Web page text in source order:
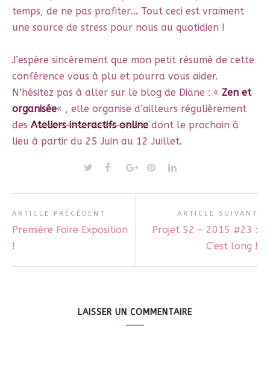
temps, de ne pas profiter… Tout ceci est vraiment
une source de stress pour nous au quotidien !
J’espère sincèrement que mon petit résumé de cette
conférence vous à plu et pourra vous aider.
N’hésitez pas à aller sur le blog de Diane : « Zen et
organisée« , elle organise d’ailleurs régulièrement
des Ateliers interactifs online dont le prochain à
lieu à partir du 25 Juin au 12 Juillet.
ARTICLE PRÉCÉDENT
Première Foire Exposition
!
ARTICLE SUIVANT
Projet 52 – 2015 #23 :
C’est long !
LAISSER UN COMMENTAIRE